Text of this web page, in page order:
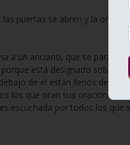
puertas se abren y la
a un anciano, que se para en
porque está designado sobre
de él están llenos de
los que oran sus oraciones
escuchada por todos los que